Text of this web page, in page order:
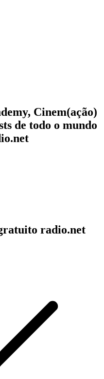
Cinem(ação)
de todo o mundo
radio.net